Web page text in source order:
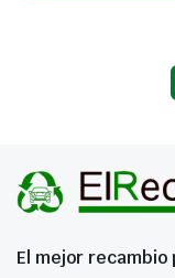
El mejor recambio